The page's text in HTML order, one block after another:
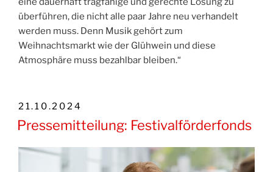
überführen, die nicht alle paar Jahre neu verhandelt
werden muss. Denn Musik gehört zum
Weihnachtsmarkt wie der Glühwein und diese
Atmosphäre muss bezahlbar bleiben.“
VERÖFFENTLICHT
AM
21.10.2024
Pressemitteilung: Festivalförderfonds